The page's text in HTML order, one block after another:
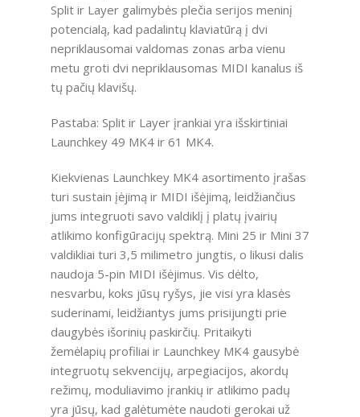
Split ir Layer galimybės plečia serijos meninį
potencialą, kad padalintų klaviatūrą į dvi
nepriklausomai valdomas zonas arba vienu
metu groti dvi nepriklausomas MIDI kanalus iš
tų pačių klavišų.
Pastaba: Split ir Layer įrankiai yra išskirtiniai
Launchkey 49 MK4 ir 61 MK4.
Kiekvienas Launchkey MK4 asortimento įrašas
turi sustain įėjimą ir MIDI išėjimą, leidžiančius
jums integruoti savo valdiklį į platų įvairių
atlikimo konfigūracijų spektrą. Mini 25 ir Mini 37
valdikliai turi 3,5 milimetro jungtis, o likusi dalis
naudoja 5-pin MIDI išėjimus. Vis dėlto,
nesvarbu, koks jūsų ryšys, jie visi yra klasės
suderinami, leidžiantys jums prisijungti prie
daugybės išorinių paskirčių. Pritaikyti
žemėlapių profiliai ir Launchkey MK4 gausybė
integruotų sekvencijų, arpegiacijos, akordų
režimų, moduliavimo įrankių ir atlikimo padų
yra jūsų, kad galėtumėte naudoti gerokai už